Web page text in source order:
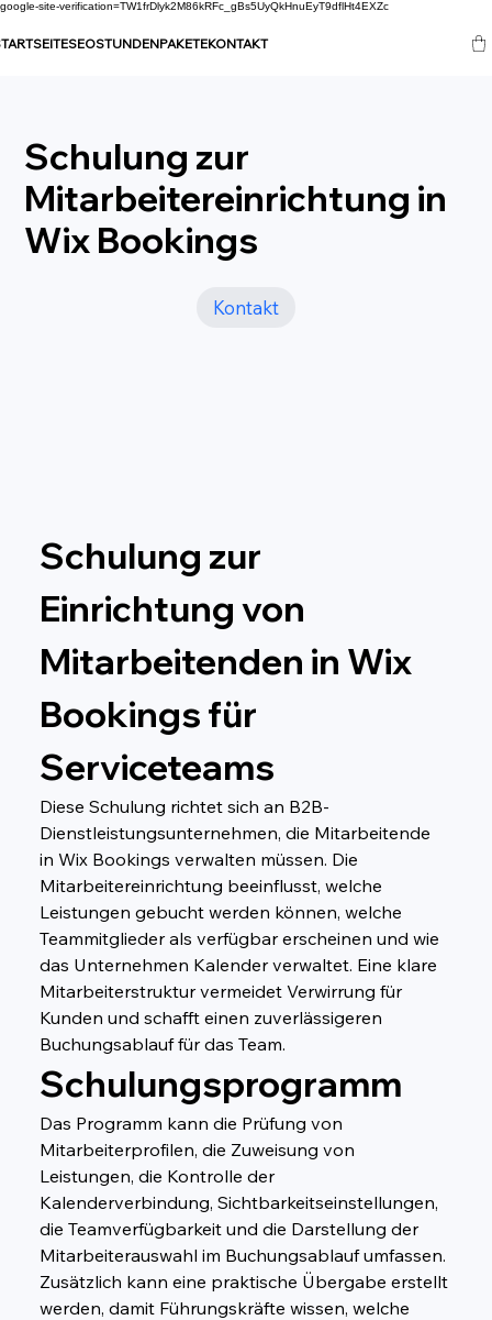
google-site-verification=TW1frDlyk2M86kRFc_gBs5UyQkHnuEyT9dflHt4EXZc
SEOSTUNDENPAKETEKONTAKT
Schulung zur
Mitarbeitereinrichtung in
Wix Bookings
Kontakt
Schulung zur
Einrichtung von
Mitarbeitenden in Wix
Bookings für
Serviceteams
Diese Schulung richtet sich an B2B-
Dienstleistungsunternehmen, die Mitarbeitende
in Wix Bookings verwalten müssen. Die
Mitarbeitereinrichtung beeinflusst, welche
Leistungen gebucht werden können, welche
Teammitglieder als verfügbar erscheinen und wie
das Unternehmen Kalender verwaltet. Eine klare
Mitarbeiterstruktur vermeidet Verwirrung für
Kunden und schafft einen zuverlässigeren
Buchungsablauf für das Team.
Schulungsprogramm
Das Programm kann die Prüfung von
Mitarbeiterprofilen, die Zuweisung von
Leistungen, die Kontrolle der
Kalenderverbindung, Sichtbarkeitseinstellungen,
die Teamverfügbarkeit und die Darstellung der
Mitarbeiterauswahl im Buchungsablauf umfassen.
Zusätzlich kann eine praktische Übergabe erstellt
werden, damit Führungskräfte wissen, welche